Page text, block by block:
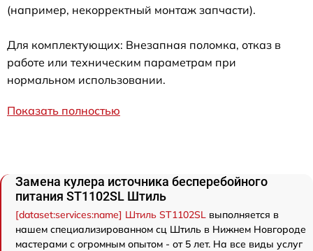
(например, некорректный монтаж запчасти).
Для комплектующих: Внезапная поломка, отказ в
работе или техническим параметрам при
нормальном использовании.
Показать полностью
Замена кулера источника бесперебойного
питания ST1102SL Штиль
[dataset:services:name] Штиль ST1102SL выполняется в
нашем специализированном сц Штиль в Нижнем Новгороде
мастерами с огромным опытом - от 5 лет. На все виды услуг